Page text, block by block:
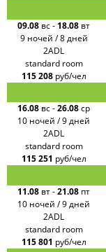
09.08 вс- 18.08 вт
9 ночей / 8 дней
2ADL
standard room
115 208 руб/чел
16.08 вс-26.08ср
10 ночей / 9 дней
2ADL
standard room
115 251 руб/чел
11.08 вт-21.08 пт
10 ночей / 9 дней
2ADL
standard room
115 801 руб/чел